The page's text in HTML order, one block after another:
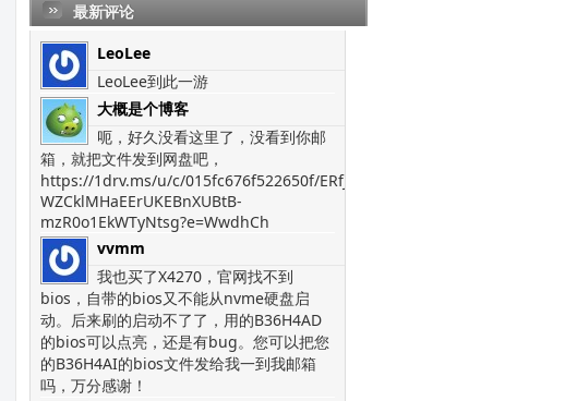
最新评论
LeoLee
LeoLee到此一游
大概是个博客
呃，好久没看这里了，没看到你邮
箱，就把文件发到网盘吧，
https://1drv.ms/u/c/015fc676f522650f/ERfJWGVz-
WZCklMHaEErUKEBnXUBtB-
mzR0o1EkWTyNtsg?e=WwdhCh
vvmm
我也买了X4270，官网找不到
bios，自带的bios又不能从nvme硬盘启
动。后来刷的启动不了了，用的B36H4AD
的bios可以点亮，还是有bug。您可以把您
的B36H4AI的bios文件发给我一到我邮箱
吗，万分感谢！